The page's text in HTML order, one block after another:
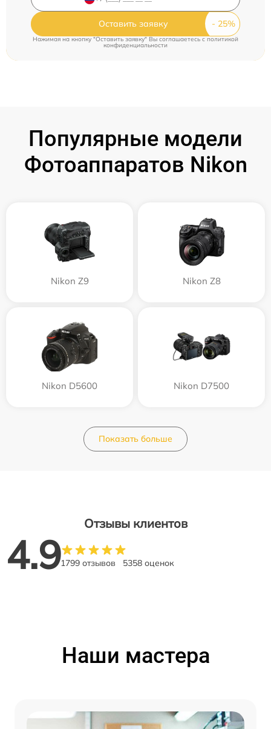
Оставить заявку
Нажимая на кнопку "Оставить заявку" Вы соглашаетесь cполитикой
конфиденциальности
Популярные модели
Фотоаппаратов Nikon
Nikon Z9 Nikon Z8
Nikon D5600 Nikon D7500
Показать больше
Отзывы клиентов
4.91799 отзывов 5358 оценок
Наши мастера